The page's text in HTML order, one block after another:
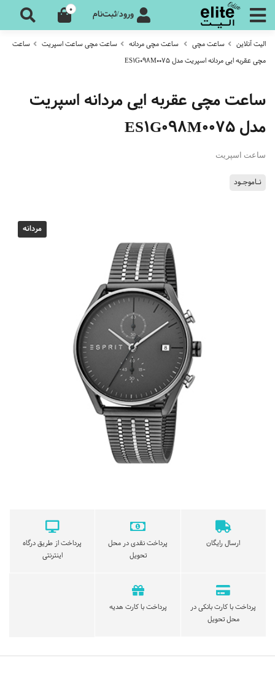
ورود/ثبت‌نام 0
الیت آنلاین ساعت مچی ساعت مچی مردانه ساعت مچی ساعت اسپریت
ساعت
مچی عقربه ایی مردانه اسپریت مدل ES1G098M0075
ساعت مچی عقربه ایی مردانه اسپریت
مدل ES1G098M0075
ساعت اسپریت
نـاموجـود
مردانه
ارسال رایگان
پرداخت نقدی در محل
تحویل
پرداخت از طریق درگاه
اینترنتی
پرداخت با کارت بانکی در
محل تحویل
پرداخت با کارت هدیه